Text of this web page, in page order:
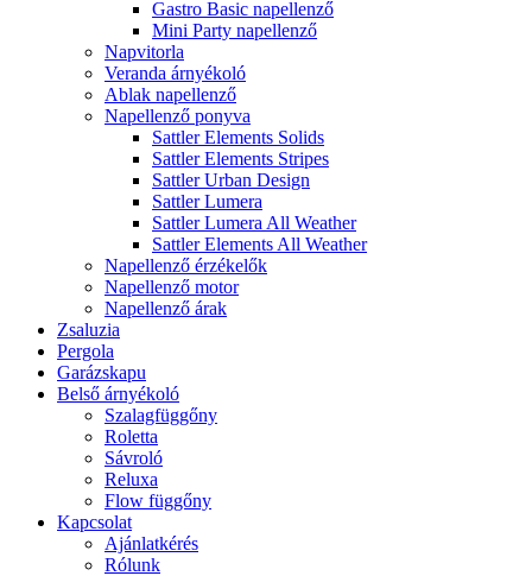
Gastro Basic napellenző
Mini Party napellenző
Napvitorla
Veranda árnyékoló
Ablak napellenző
Napellenző ponyva
Sattler Elements Solids
Sattler Elements Stripes
Sattler Urban Design
Sattler Lumera
Sattler Lumera All Weather
Sattler Elements All Weather
Napellenző érzékelők
Napellenző motor
Napellenző árak
Zsaluzia
Pergola
Garázskapu
Belső árnyékoló
Szalagfüggőny
Roletta
Sávroló
Reluxa
Flow függőny
Kapcsolat
Ajánlatkérés
Rólunk